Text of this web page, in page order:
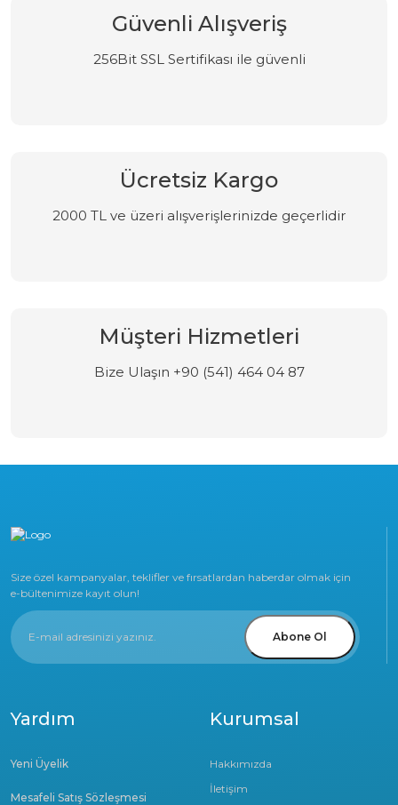
Güvenli Alışveriş
256Bit SSL Sertifikası ile güvenli
Ücretsiz Kargo
2000 TL ve üzeri alışverişlerinizde geçerlidir
Müşteri Hizmetleri
Bize Ulaşın +90 (541) 464 04 87
Size özel kampanyalar, teklifler ve fırsatlardan haberdar olmak için
e-bültenimize kayıt olun!
Abone Ol
Kurumsal
Hakkımızda
İletişim
Yardım
Yeni Üyelik
Mesafeli Satış Sözleşmesi